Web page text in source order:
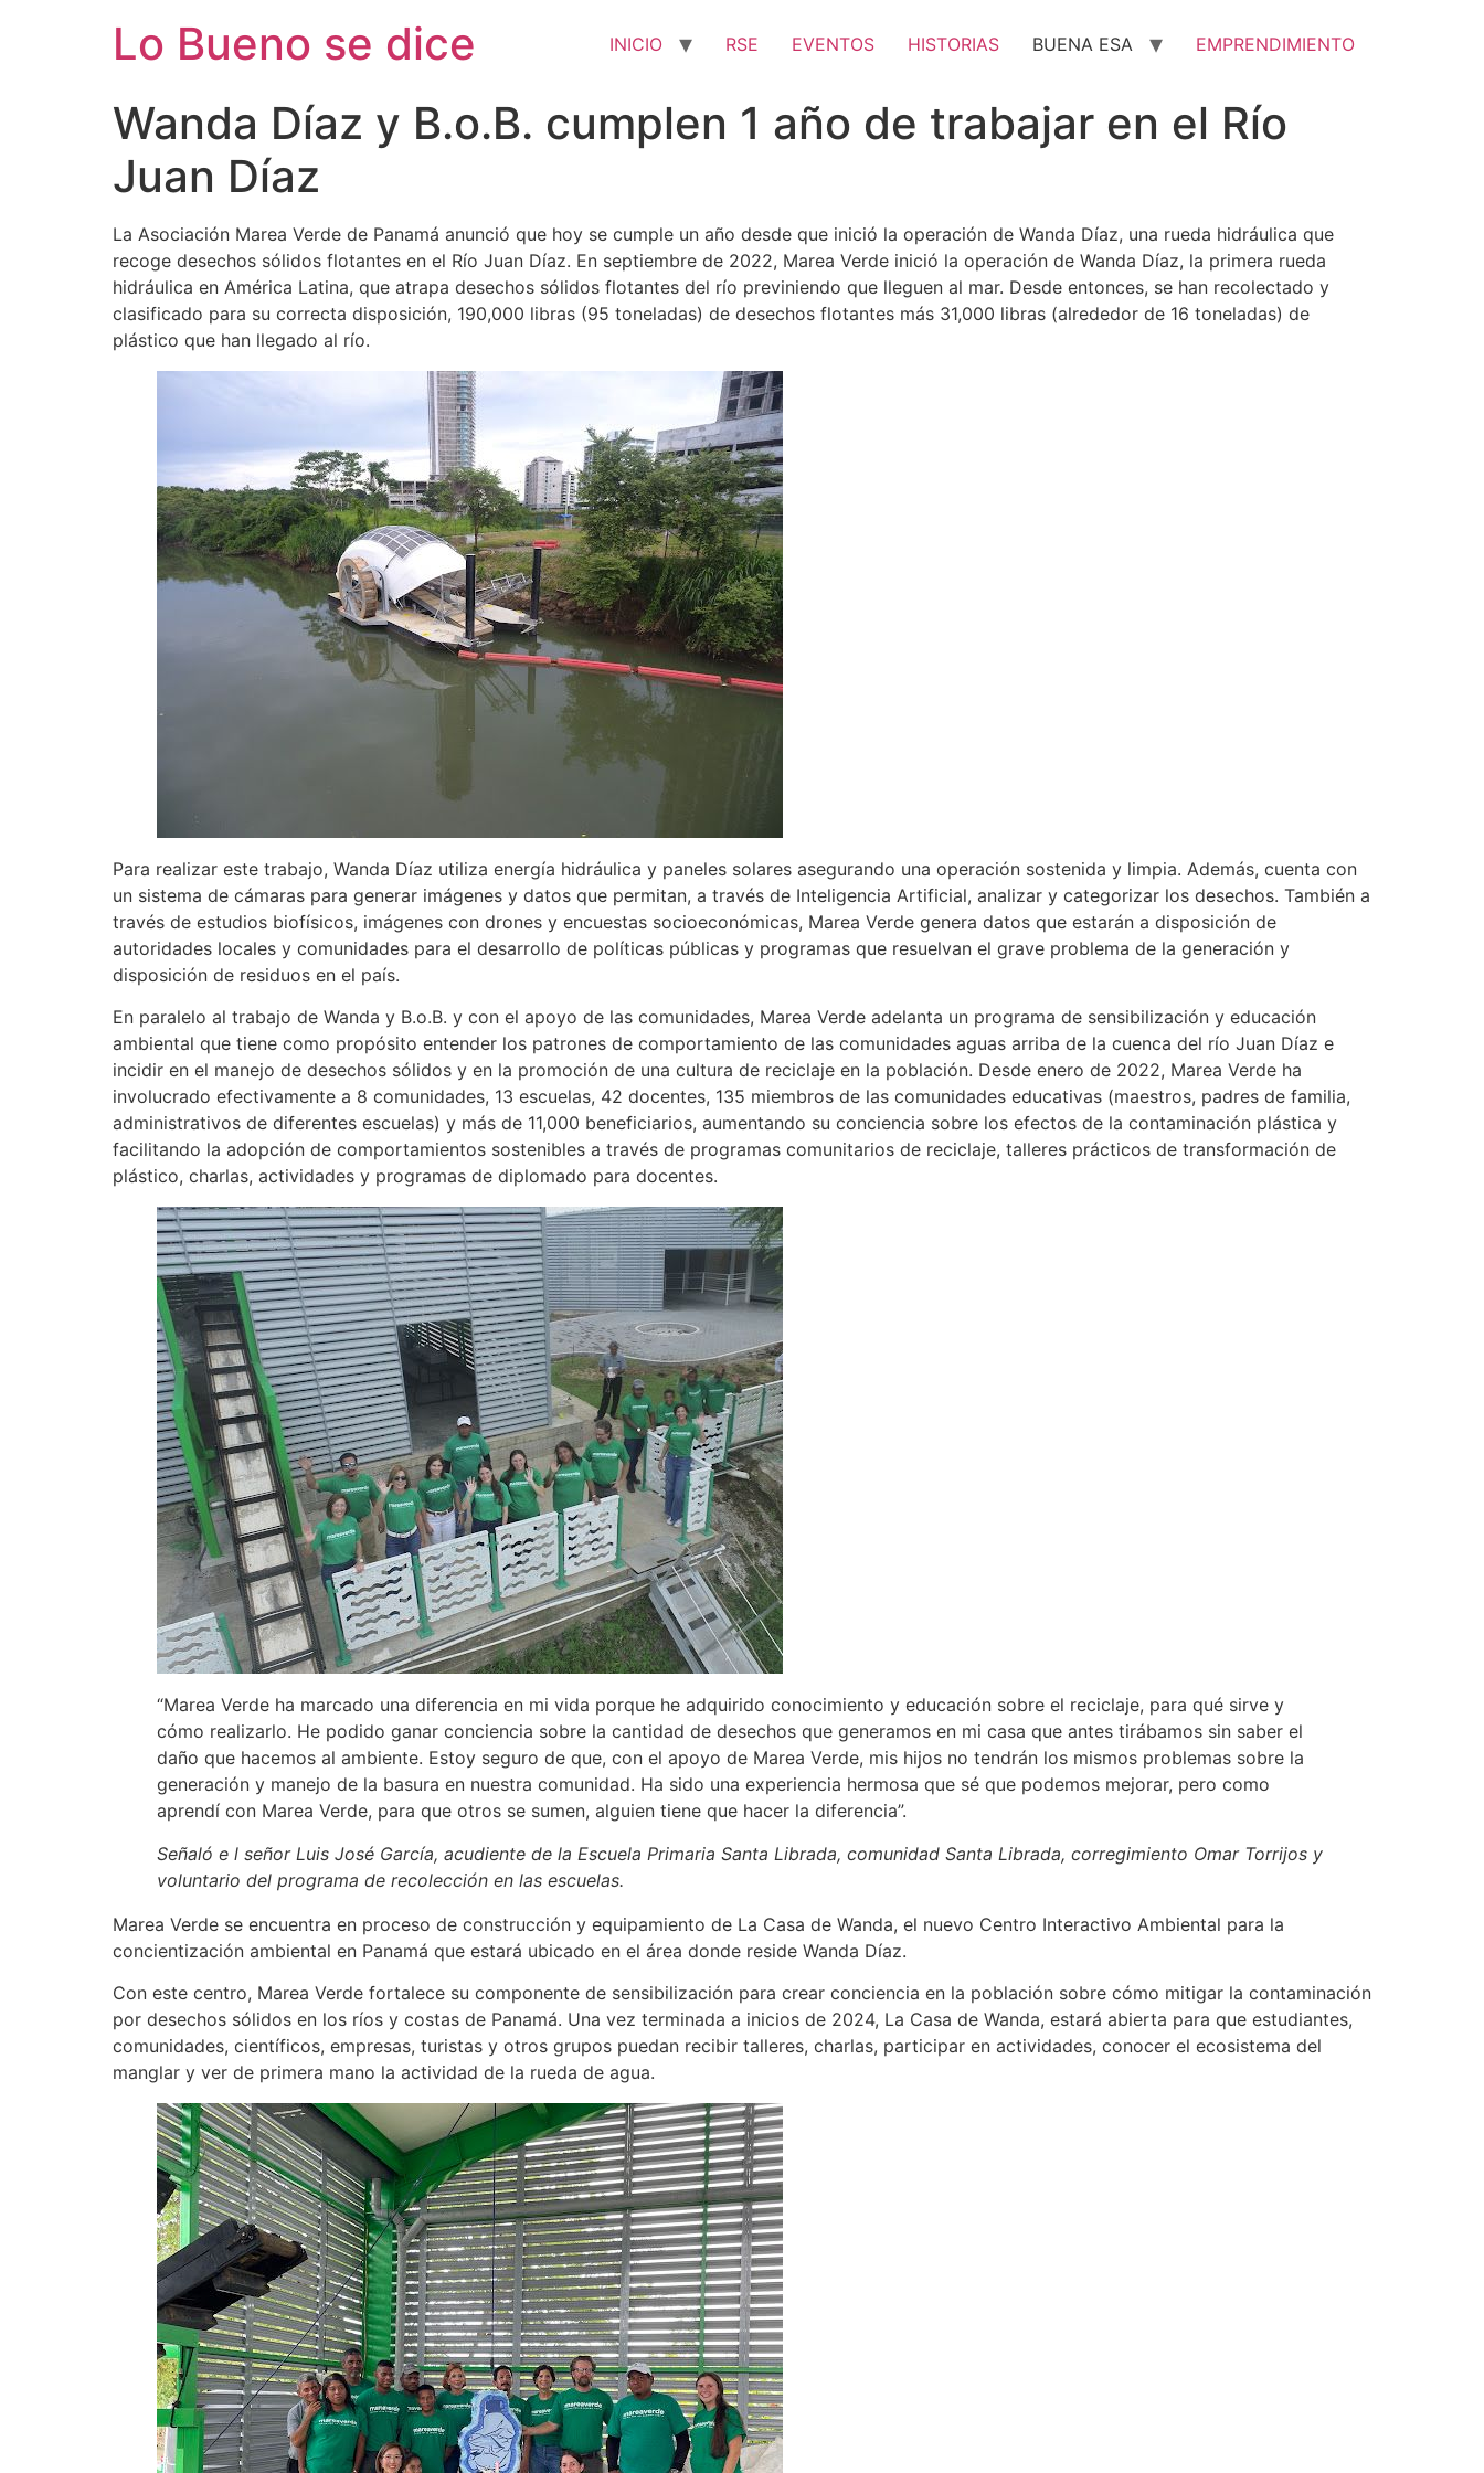
Lo Bueno se dice INICIO RSE EVENTOS HISTORIAS BUENA ESA EMPRENDIMIENTO
Wanda Díaz y B.o.B. cumplen 1 año de trabajar en el Río
Juan Díaz
La Asociación Marea Verde de Panamá anunció que hoy se cumple un año desde que inició la operación de Wanda Díaz, una rueda hidráulica que
recoge desechos sólidos flotantes en el Río Juan Díaz. En septiembre de 2022, Marea Verde inició la operación de Wanda Díaz, la primera rueda
hidráulica en América Latina, que atrapa desechos sólidos flotantes del río previniendo que lleguen al mar. Desde entonces, se han recolectado y
clasificado para su correcta disposición, 190,000 libras (95 toneladas) de desechos flotantes más 31,000 libras (alrededor de 16 toneladas) de
plástico que han llegado al río.
Para realizar este trabajo, Wanda Díaz utiliza energía hidráulica y paneles solares asegurando una operación sostenida y limpia. Además, cuenta con
un sistema de cámaras para generar imágenes y datos que permitan, a través de Inteligencia Artificial, analizar y categorizar los desechos. También a
través de estudios biofísicos, imágenes con drones y encuestas socioeconómicas, Marea Verde genera datos que estarán a disposición de
autoridades locales y comunidades para el desarrollo de políticas públicas y programas que resuelvan el grave problema de la generación y
disposición de residuos en el país.
En paralelo al trabajo de Wanda y B.o.B. y con el apoyo de las comunidades, Marea Verde adelanta un programa de sensibilización y educación
ambiental que tiene como propósito entender los patrones de comportamiento de las comunidades aguas arriba de la cuenca del río Juan Díaz e
incidir en el manejo de desechos sólidos y en la promoción de una cultura de reciclaje en la población. Desde enero de 2022, Marea Verde ha
involucrado efectivamente a 8 comunidades, 13 escuelas, 42 docentes, 135 miembros de las comunidades educativas (maestros, padres de familia,
administrativos de diferentes escuelas) y más de 11,000 beneficiarios, aumentando su conciencia sobre los efectos de la contaminación plástica y
facilitando la adopción de comportamientos sostenibles a través de programas comunitarios de reciclaje, talleres prácticos de transformación de
plástico, charlas, actividades y programas de diplomado para docentes.
“Marea Verde ha marcado una diferencia en mi vida porque he adquirido conocimiento y educación sobre el reciclaje, para qué sirve y
cómo realizarlo. He podido ganar conciencia sobre la cantidad de desechos que generamos en mi casa que antes tirábamos sin saber el
daño que hacemos al ambiente. Estoy seguro de que, con el apoyo de Marea Verde, mis hijos no tendrán los mismos problemas sobre la
generación y manejo de la basura en nuestra comunidad. Ha sido una experiencia hermosa que sé que podemos mejorar, pero como
aprendí con Marea Verde, para que otros se sumen, alguien tiene que hacer la diferencia”.
Señaló e l señor Luis José García, acudiente de la Escuela Primaria Santa Librada, comunidad Santa Librada, corregimiento Omar Torrijos y
voluntario del programa de recolección en las escuelas.
Marea Verde se encuentra en proceso de construcción y equipamiento de La Casa de Wanda, el nuevo Centro Interactivo Ambiental para la
concientización ambiental en Panamá que estará ubicado en el área donde reside Wanda Díaz.
Con este centro, Marea Verde fortalece su componente de sensibilización para crear conciencia en la población sobre cómo mitigar la contaminación
por desechos sólidos en los ríos y costas de Panamá. Una vez terminada a inicios de 2024, La Casa de Wanda, estará abierta para que estudiantes,
comunidades, científicos, empresas, turistas y otros grupos puedan recibir talleres, charlas, participar en actividades, conocer el ecosistema del
manglar y ver de primera mano la actividad de la rueda de agua.